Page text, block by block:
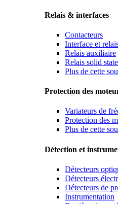
Relais & interfaces
Contacteurs
Interface et
Relais auxiliaire
Relais solid state
Plus de cette
Protection des
Variateurs de
Protection des
Plus de cette
Détection et
Détecteurs
Détecteurs
Détecteurs de
Instrumentation